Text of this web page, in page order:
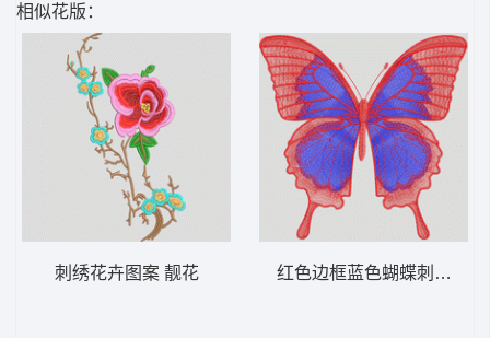
相似花版：
刺绣花卉图案 靓花 红色边框蓝色蝴蝶刺绣 蝴蝶